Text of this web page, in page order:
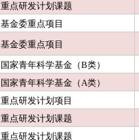
重点研发计划课题
基金委重点项目
基金委重点项目
国家青年科学基金（B类）
国家青年科学基金（A类）
重点研发计划项目
重点研发计划课题
重点研发计划课题